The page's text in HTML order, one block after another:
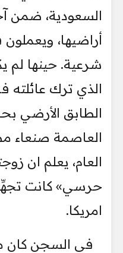
السعودية، ضمن
أراضيها،
الذي ترك
الطابق الأرضي
العاصمة صنعاء
العام، يعلم ان
حرسي» كانت
امريكا.
في السجن كان